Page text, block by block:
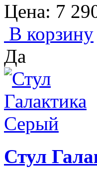
Цена: 7
В корзину
Да
Стул